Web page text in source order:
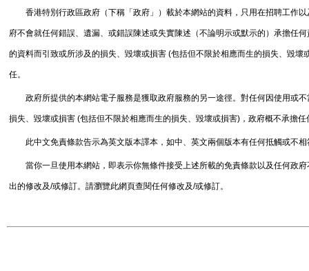
香港特別行政區政府（下稱「政府」）載於本網站的資料，只用在招聘工作
府不會就任何錯誤、遺漏、或錯誤陳述或失實陳述（不論明示或默示的）承擔任
的資料而引致或所涉及的損失、毀壞或損害 (包括但不限於相應而生的損失、毀
任。
政府所提供的本網站電子服務是獲取政府服務的另一途徑。對任何因使用或
損失、毀壞或損害 (包括但不限於相應而生的損失、毀壞或損害)，政府概不承擔
此中文免責條款告示為英文版本譯本，如中、英文兩個版本有任何抵觸或不
當你一旦使用本網站，即表示你無條件接受上述所載的免責條款以及任何政
出的修改及/或修訂。請瀏覽此網頁查閱任何修改及/或修訂。